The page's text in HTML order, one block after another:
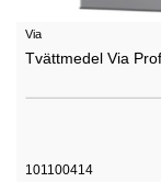
Via
Tvättmedel Via
101100414